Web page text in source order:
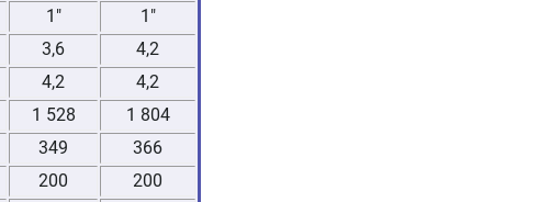
1"
1"
3,6
4,2
4,2
4,2
1 528
1 804
349
366
200
200